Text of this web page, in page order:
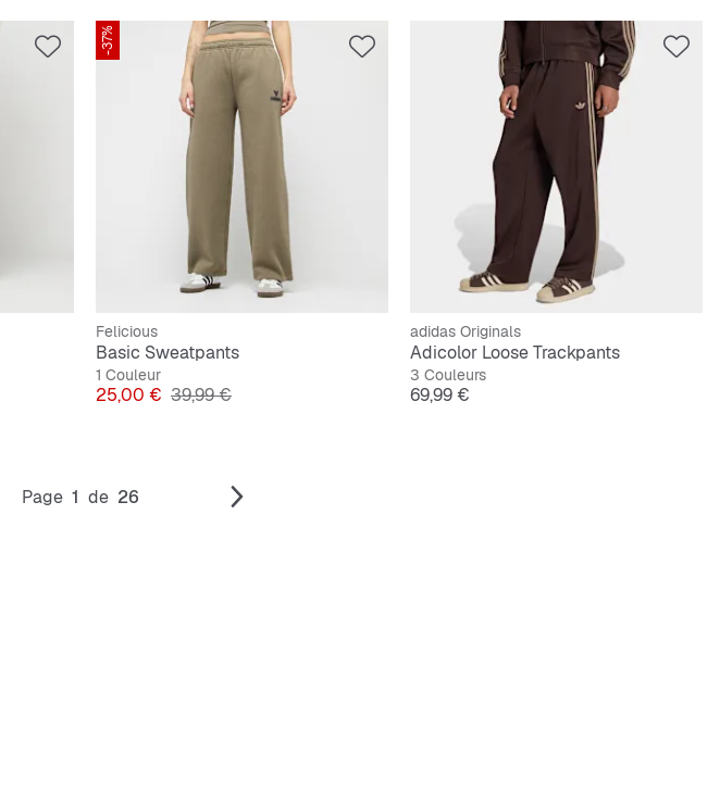
-37%
Felicious
Basic Sweatpants
1 Couleur
Prix
25,00 € Prix original
39,99 €
adidas Originals
Adicolor Loose Trackpants
3 Couleurs
Prix
69,99 €
Page 1 de 26